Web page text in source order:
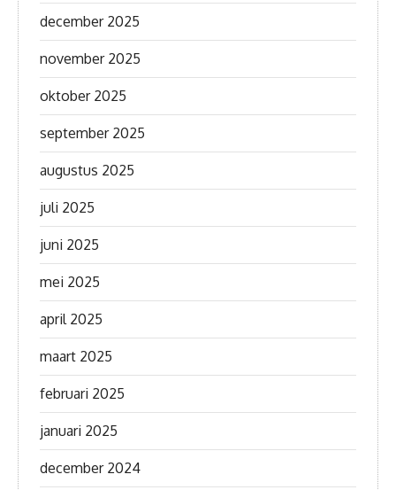
december 2025
november 2025
oktober 2025
september 2025
augustus 2025
juli 2025
juni 2025
mei 2025
april 2025
maart 2025
februari 2025
januari 2025
december 2024